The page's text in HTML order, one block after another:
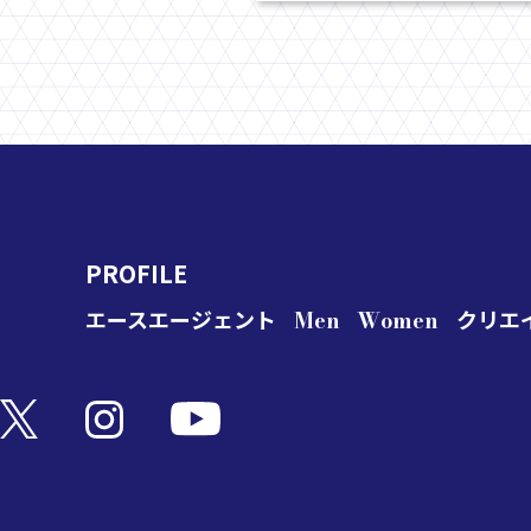
PROFILE
エースエージェント Men Women クリエ